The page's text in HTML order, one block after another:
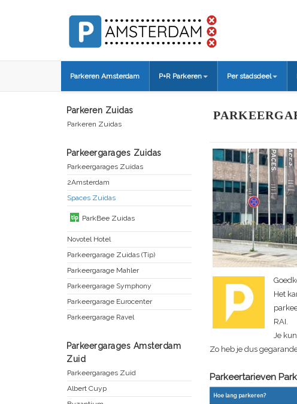
Parkeren Amsterdam P+R Parkeren Per stadsdeel
Het
RAI.
Je
Zo heb je dus
Parkeertarieven
Hoe lang parkeren?
Parkeren Zuidas
Parkeren Zuidas
Parkeergarages Zuidas
Parkeergarages Zuidas
2Amsterdam
Spaces Zuidas
ParkBee Zuidas
Novotel Hotel
Parkeergarage Zuidas (Tip)
Parkeergarage Mahler
Parkeergarage Symphony
Parkeergarage Eurocenter
Parkeergarage Ravel
Parkeergarages Amsterdam
Zuid
Parkeergarages Zuid
Albert Cuyp